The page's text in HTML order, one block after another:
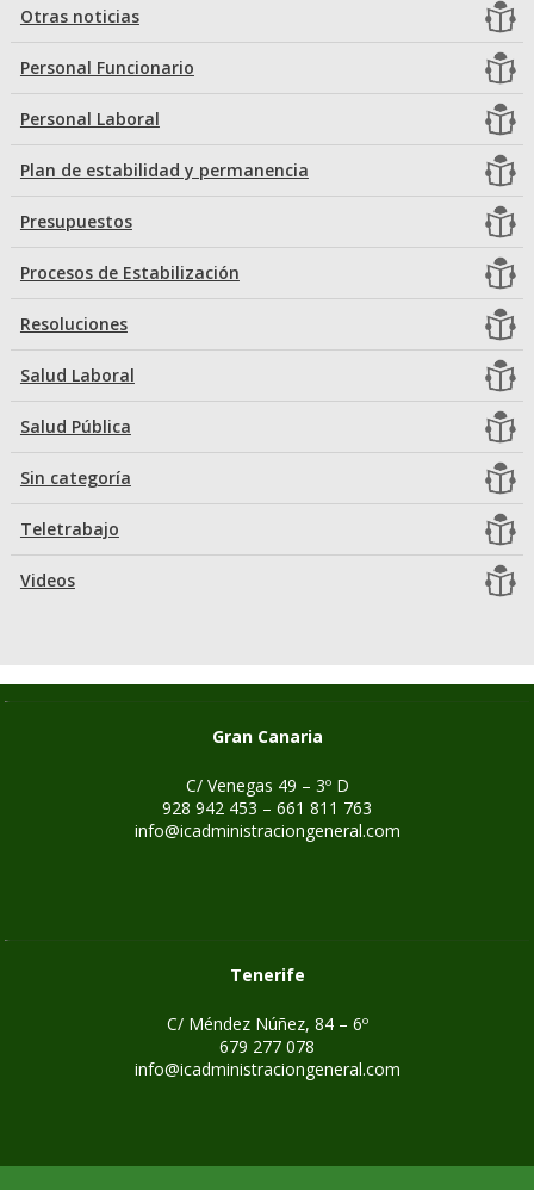
Otras noticias
Personal Funcionario
Personal Laboral
Plan de estabilidad y permanencia
Presupuestos
Procesos de Estabilización
Resoluciones
Salud Laboral
Salud Pública
Sin categoría
Teletrabajo
Videos
Gran Canaria
C/ Venegas 49 – 3º D
928 942 453 – 661 811 763
info@icadministraciongeneral.com
Tenerife
C/ Méndez Núñez, 84 – 6º
679 277 078
info@icadministraciongeneral.com